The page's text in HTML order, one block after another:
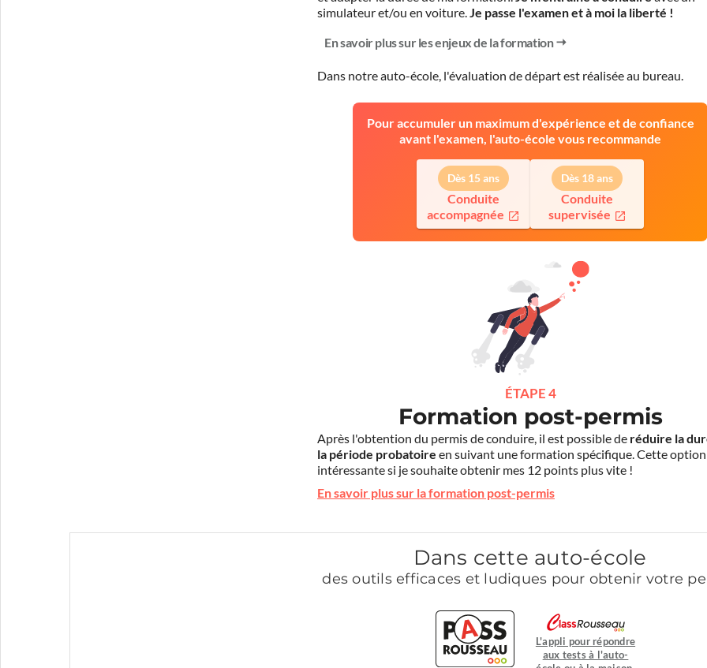
simulateur et/ou en voiture.Je passe l'examen et à moi la liberté !
En savoir plus sur les enjeux de la formation
Dans notre auto-école, l'évaluation de départ est réaliséeau bureau.
Pour accumuler un maximum d'expérience et de confiance
avant l'examen, l'auto-école vous recommande
Dès 15 ans
Conduite
accompagnée
Dès 18 ans
Conduite
supervisée
ÉTAPE 4
Formation post-permis
Après l'obtention du permis de conduire, il est possible de réduire la
la période probatoire en suivant une formation spécifique. Cette
intéressante si je souhaite obtenir mes 12 points plus vite !
En savoir plus sur la formation post-permis
Dans cette auto-école
des outils efficaces et ludiques pour obtenir votre
L'appli pour répondre
aux tests à l'auto-